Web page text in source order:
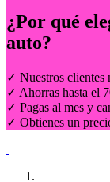
¿Por qué
auto?
✓ Nuestros clientes
✓ Ahorras hasta el
✓ Pagas al mes y
✓ Obtienes un